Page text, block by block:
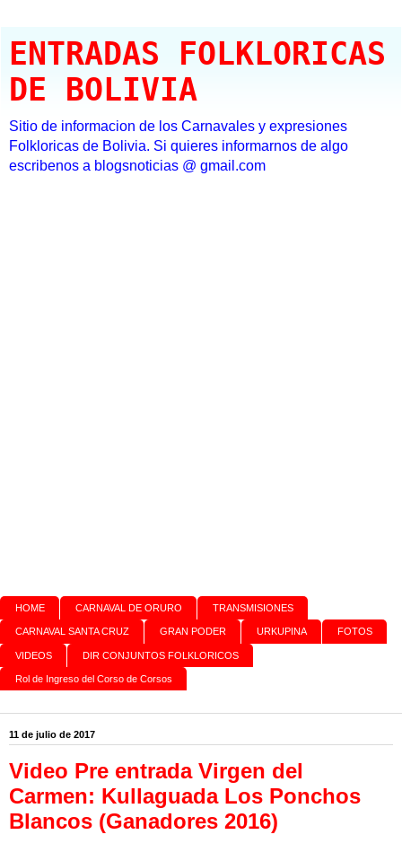
ENTRADAS FOLKLORICAS
DE BOLIVIA
Sitio de informacion de los Carnavales y expresiones
Folkloricas de Bolivia. Si quieres informarnos de algo
escribenos a blogsnoticias @ gmail.com
HOME CARNAVAL DE ORURO TRANSMISIONES
CARNAVAL SANTA CRUZ GRAN PODER URKUPINA FOTOS
VIDEOS DIR CONJUNTOS FOLKLORICOS
Rol de Ingreso del Corso de Corsos
11 de julio de 2017
Video Pre entrada Virgen del
Carmen: Kullaguada Los Ponchos
Blancos (Ganadores 2016)